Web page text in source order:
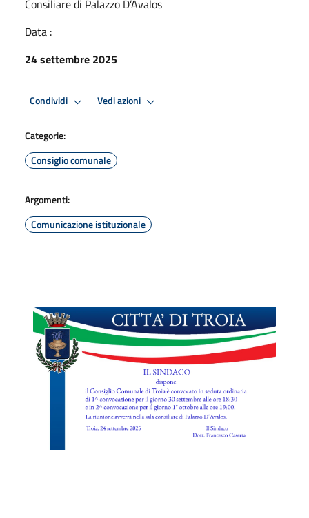
Consiliare di Palazzo D’Avalos
Data :
24 settembre 2025
Condividi Vedi azioni
Categorie:
Consiglio comunale
Argomenti:
Comunicazione istituzionale